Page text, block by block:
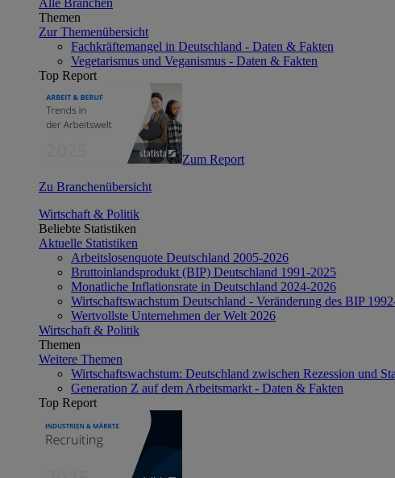
Themen
Zur Themenübersicht
Fachkräftemangel in Deutschland - Daten & Fakten
Vegetarismus und Veganismus - Daten & Fakten
Top Report
Zum Report
Zu Branchenübersicht
Wirtschaft & Politik
Beliebte Statistiken
Aktuelle Statistiken
Arbeitslosenquote Deutschland 2005-2026
Bruttoinlandsprodukt (BIP) Deutschland 1991-2025
Monatliche Inflationsrate in Deutschland 2024-2026
Wirtschaftswachstum Deutschland - Veränderung des BIP
Wertvollste Unternehmen der Welt 2026
Wirtschaft & Politik
Themen
Weitere Themen
Wirtschaftswachstum: Deutschland zwischen Rezession und
Generation Z auf dem Arbeitsmarkt - Daten & Fakten
Top Report